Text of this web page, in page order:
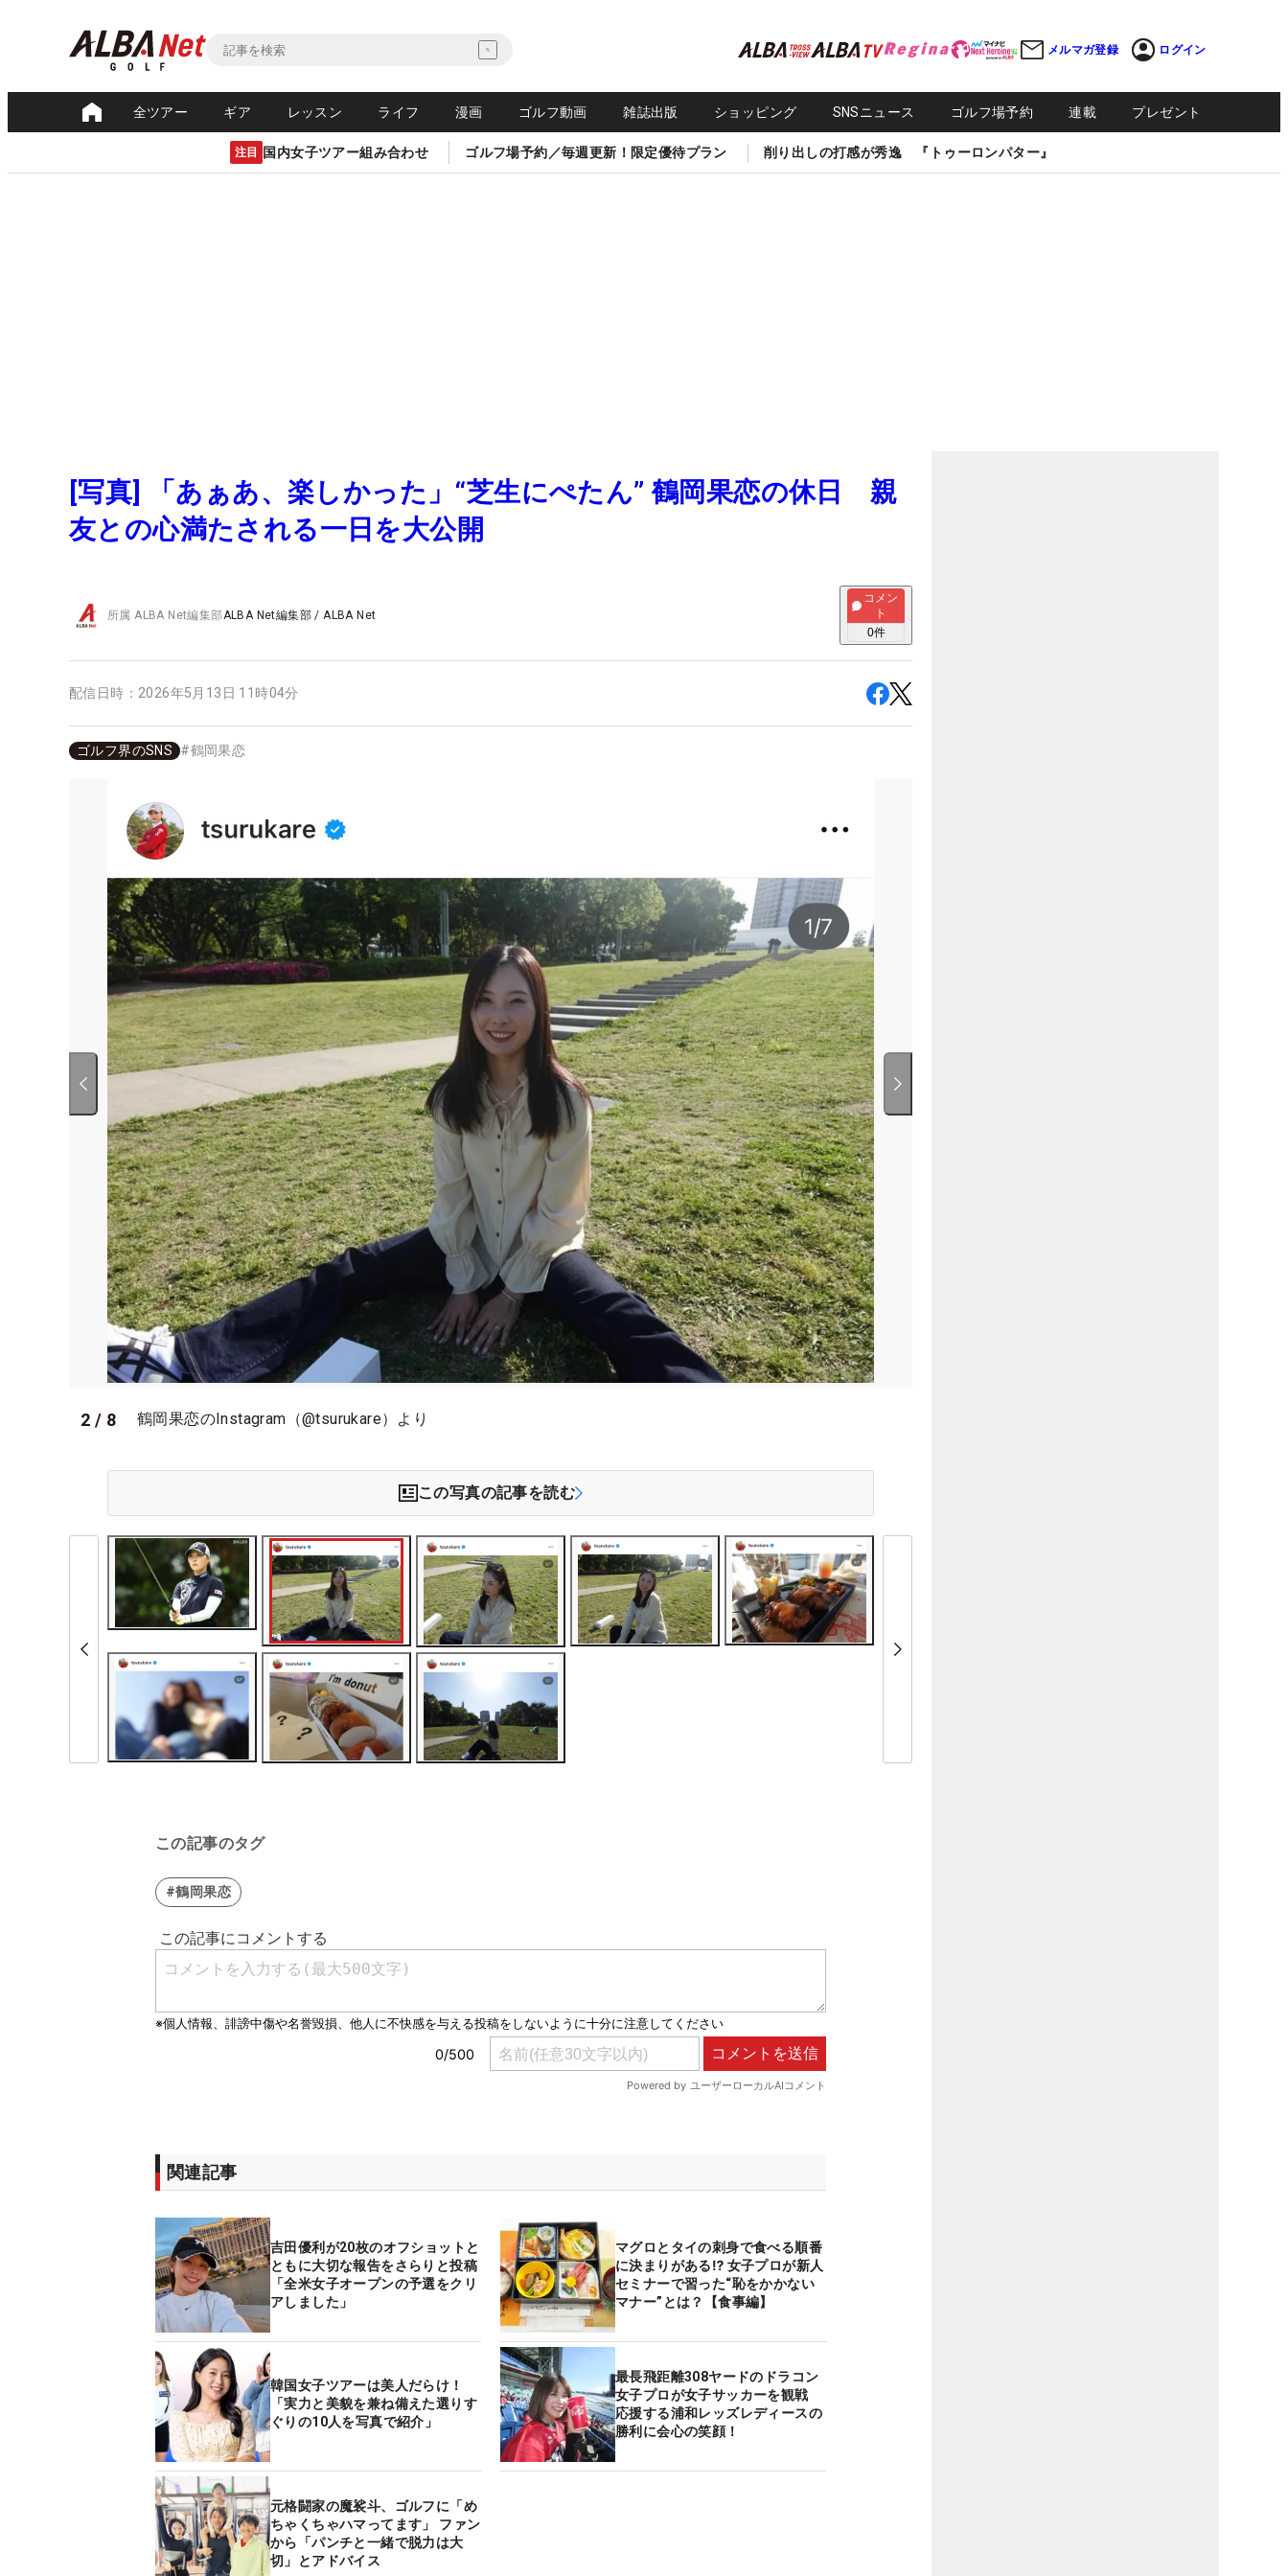
メルマガ登録 ログイン
全ツアー ギア レッスン ライフ 漫画 ゴルフ動画 雑誌出版 ショッピング SNSニュース ゴルフ場予約 連載 プレゼント
注目 国内女子ツアー組み合わせ ゴルフ場予約／毎週更新！限定優待プラン 削り出しの打感が秀逸 『トゥーロンパター』
[写真] 「あぁあ、楽しかった」“芝生にぺたん” 鶴岡果恋の休日 親
友との心満たされる一日を大公開
所属ALBA Net編集部ALBA Net編集部 /ALBA Net
コメン
ト
0件
配信日時： 2026年5月13日 11時04分
ゴルフ界のSNS #鶴岡果恋
2 / 8 鶴岡果恋のInstagram（@tsurukare）より
この写真の記事を読む
この記事のタグ
#鶴岡果恋
関連記事
吉田優利が20枚のオフショットと
ともに大切な報告をさらりと投稿
「全米女子オープンの予選をクリ
アしました」
マグロとタイの刺身で食べる順番
に決まりがある⁉ 女子プロが新人
セミナーで習った“恥をかかない
マナー”とは？【食事編】
韓国女子ツアーは美人だらけ！
「実力と美貌を兼ね備えた選りす
ぐりの10人を写真で紹介」
最長飛距離308ヤードのドラコン
女子プロが女子サッカーを観戦
応援する浦和レッズレディースの
勝利に会心の笑顔！
元格闘家の魔裟斗、ゴルフに「め
ちゃくちゃハマってます」 ファン
から「パンチと一緒で脱力は大
切」とアドバイス